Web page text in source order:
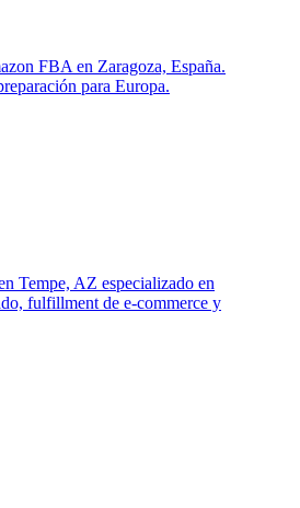
FBA en Zaragoza, España.
para Europa.
Tempe, AZ especializado en
fulfillment de e-commerce y